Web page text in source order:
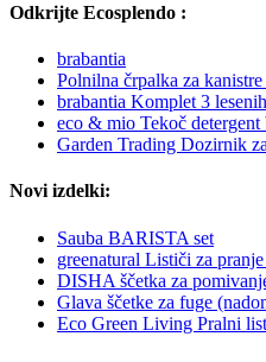
Odkrijte Ecosplendo :
brabantia
Polnilna črpalka za
brabantia Komplet 3
eco & mio Tekoč detergent
Garden Trading Dozirnik
Novi izdelki:
Sauba BARISTA set
greenatural Lističi za
DISHA ščetka za
Glava ščetke za fuge
Eco Green Living Pralni